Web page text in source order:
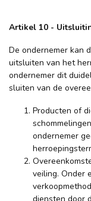
Artikel 10 -
De ondernemer kan
uitsluiten van het
ondernemer dit
sluiten van de
Producten of
ondernemer
veiling. Onder
diensten door